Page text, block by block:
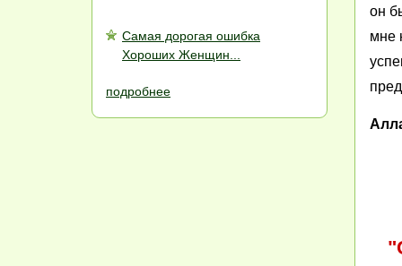
Самая дорогая ошибка
Хороших Женщин...
подробнее
он
мне